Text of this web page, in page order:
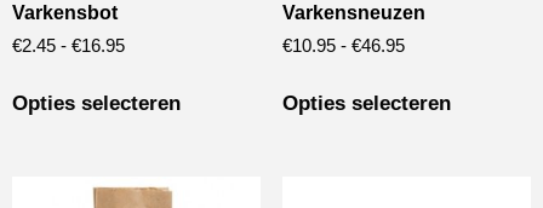
Varkensbot
€2.45 - €16.95
Opties selecteren
Varkensneuzen
€10.95 - €46.95
Opties selecteren